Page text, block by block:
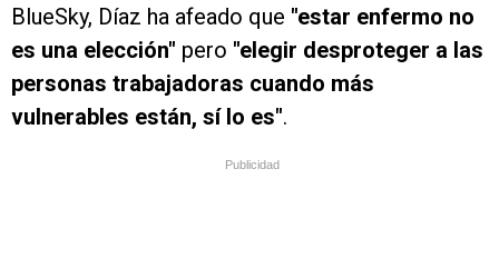
BlueSky, Díaz ha afeado que "estar enfermo no
es una elección" pero "elegir desproteger a las
personas trabajadoras cuando más
vulnerables están, sí lo es".
Publicidad